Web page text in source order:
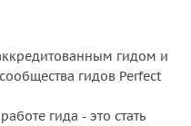
гидом и
гидов Perfect
гида - это стать